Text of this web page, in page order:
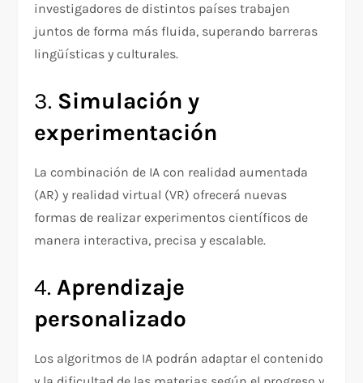
investigadores de distintos países trabajen
juntos de forma más fluida, superando barreras
lingüísticas y culturales.
3. Simulación y
experimentación
La combinación de IA con realidad aumentada
(AR) y realidad virtual (VR) ofrecerá nuevas
formas de realizar experimentos científicos de
manera interactiva, precisa y escalable.
4.Aprendizaje
personalizado
Los algoritmos de IA podrán adaptar el contenido